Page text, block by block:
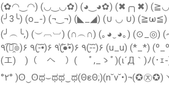
a
r
u
n
c
o
m
(✿◠‿◠) (◡‿◡✿) (◕‿◕✿) (✖╭╮✖)
(╯3╰) (o_-) (¬‿¬) (◣_◢) (∪ ◡ ∪)
(╯︵╰,) (︶︹︺) (∩︵∩) (｡◕‿◕｡) (⊙_◎)
٩(͡๏̯͡๏)۶ ٩(-̮̮̃•̃)۶ ٩(̾●̮̮̃̾•̃̾)۶ ٩(-̮̮̃-̃)۶ (u_u) (*_*) (º_º) ٩(×̯×)۶ (ñ_ñ) (∩▂∩) (¬▂¬)ヽ(ｏ`皿′ｏ)ﾉ(・∀・ )(￣
(エ)￣)（￣へ￣）( ﾟ,_ゝﾟ)(ι´Д｀)ﾉ(
°٢° )ʘ‿ʘಥ⌣ಥಥ‿ಥ(ΘεΘ;)(n˘v˘•)¬(✪㉨✪)ヽ(๏∀๏ )ﾉ（╹ェ╹）╮(─▽─)╭щ(ಥДಥщ)≖‿≖(ﾉ◕ヮ◕)ﾉ